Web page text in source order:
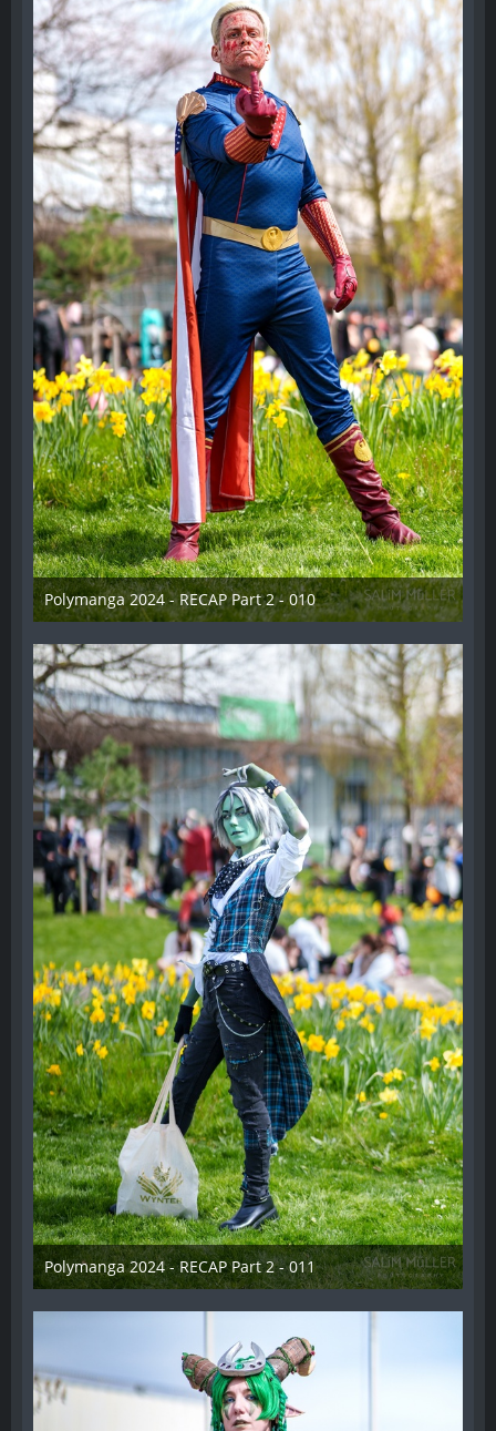
Polymanga 2024 - RECAP Part 2 - 010
29. April 2024
Polymanga 2024 - RECAP Part 2 - 011
29. April 2024